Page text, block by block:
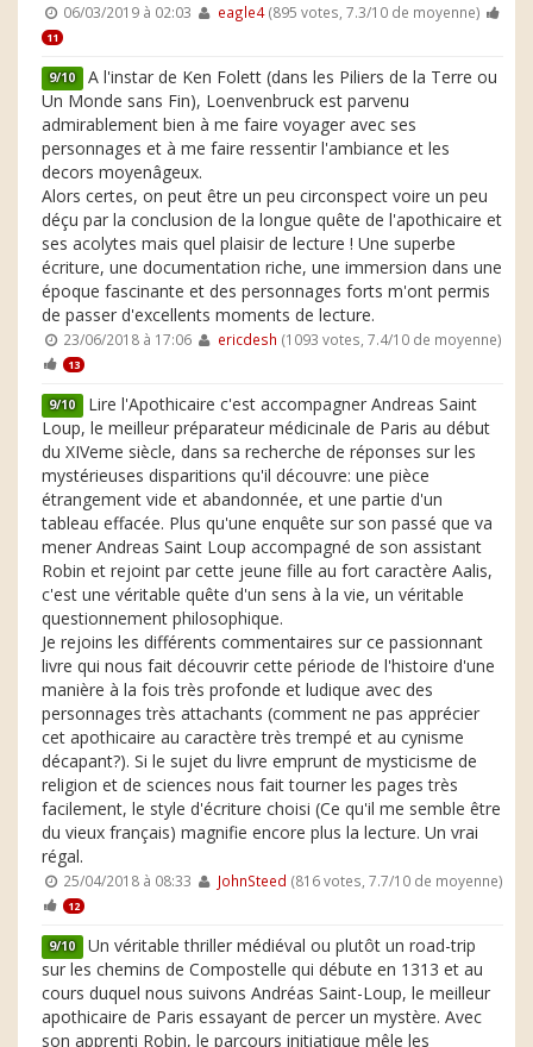
06/03/2019 à 02:03 eagle4(895 votes, 7.3/10 de moyenne)
11
9/10 A l'instar de Ken Folett (dans les Piliers de la Terre ou
Un Monde sans Fin), Loenvenbruck est parvenu
admirablement bien à me faire voyager avec ses
personnages et à me faire ressentir l'ambiance et les
decors moyenâgeux.
Alors certes, on peut être un peu circonspect voire un peu
déçu par la conclusion de la longue quête de l'apothicaire et
ses acolytes mais quel plaisir de lecture ! Une superbe
écriture, une documentation riche, une immersion dans une
époque fascinante et des personnages forts m'ont permis
de passer d'excellents moments de lecture.
23/06/2018 à 17:06 ericdesh (1093 votes, 7.4/10 de moyenne)
13
9/10 Lire l'Apothicaire c'est accompagner Andreas Saint
Loup, le meilleur préparateur médicinale de Paris au début
du XIVeme siècle, dans sa recherche de réponses sur les
mystérieuses disparitions qu'il découvre: une pièce
étrangement vide et abandonnée, et une partie d'un
tableau effacée. Plus qu'une enquête sur son passé que va
mener Andreas Saint Loup accompagné de son assistant
Robin et rejoint par cette jeune fille au fort caractère Aalis,
c'est une véritable quête d'un sens à la vie, un véritable
questionnement philosophique.
Je rejoins les différents commentaires sur ce passionnant
livre qui nous fait découvrir cette période de l'histoire d'une
manière à la fois très profonde et ludique avec des
personnages très attachants (comment ne pas apprécier
cet apothicaire au caractère très trempé et au cynisme
décapant?). Si le sujet du livre emprunt de mysticisme de
religion et de sciences nous fait tourner les pages très
facilement, le style d'écriture choisi (Ce qu'il me semble être
du vieux français) magnifie encore plus la lecture. Un vrai
régal.
25/04/2018 à 08:33 JohnSteed (816 votes, 7.7/10 de moyenne)
12
9/10 Un véritable thriller médiéval ou plutôt un road-trip
sur les chemins de Compostelle qui débute en 1313 et au
cours duquel nous suivons Andréas Saint-Loup, le meilleur
apothicaire de Paris essayant de percer un mystère. Avec
son apprenti Robin, le parcours initiatique mêle les